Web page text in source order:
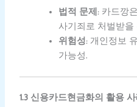
법적 문제 : 카드깡
사기죄로 처벌받을
위험성: 개인정보
가능성.
1.3 신용카드현금화의 활용 사